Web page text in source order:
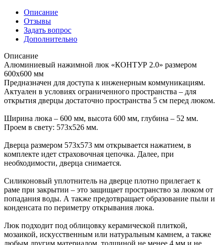
Описание
Отзывы
Задать вопрос
Дополнительно
Описание
Алюминиевый нажимной люк «КОНТУР 2.0» размером
600х600 мм
Предназначен для доступа к инженерным коммуникациям.
Актуален в условиях ограниченного пространства – для
открытия дверцы достаточно пространства 5 см перед люком.
Ширина люка – 600 мм, высота 600 мм, глубина – 52 мм.
Проем в свету: 573х526 мм.
Дверца размером 573х573 мм открывается нажатием, в
комплекте идет страховочная цепочка. Далее, при
необходимости, дверца снимается.
Силиконовый уплотнитель на дверце плотно прилегает к
раме при закрытии – это защищает пространство за люком от
попадания воды. А также предотвращает образование пыли и
конденсата по периметру открывания люка.
Люк подходит под облицовку керамической плиткой,
мозаикой, искусственным или натуральным камнем, а также
любым другим материалом, толщиной не менее 4 мм и не